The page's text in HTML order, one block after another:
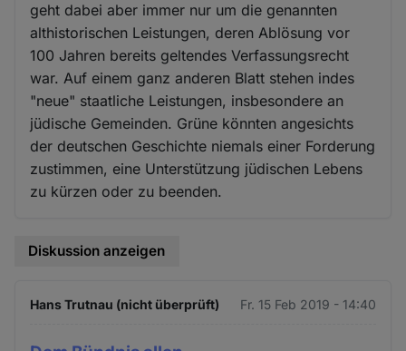
geht dabei aber immer nur um die genannten
althistorischen Leistungen, deren Ablösung vor
100 Jahren bereits geltendes Verfassungsrecht
war. Auf einem ganz anderen Blatt stehen indes
"neue" staatliche Leistungen, insbesondere an
jüdische Gemeinden. Grüne könnten angesichts
der deutschen Geschichte niemals einer Forderung
zustimmen, eine Unterstützung jüdischen Lebens
zu kürzen oder zu beenden.
Diskussion anzeigen
Hans Trutnau (nicht überprüft) Fr. 15 Feb 2019 - 14:40